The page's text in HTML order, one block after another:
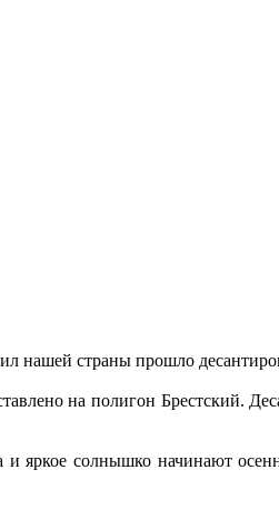
нашей страны прошло
на полигон Брестский.
солнышко начинают